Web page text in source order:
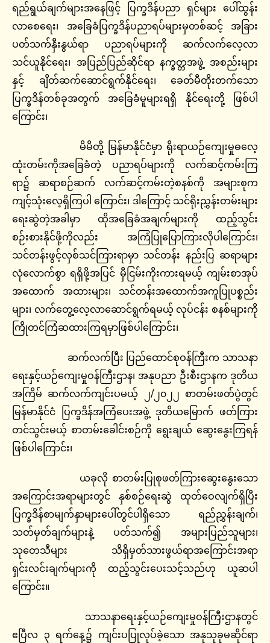
ရည်ရွယ်ချက်များအနေဖြင့် ပြက္ခဒိန်ပညာ ရှင်များ ပေါ်ထွန်း
လာစေရေး၊ အခြေခံပြက္ခဒိန်ပညာရပ်များမှတစ်ဆင့် အခြား
ပတ်သက်နှီးနွယ်ရာ ပညာရပ်များကို ဆက်လက်လေ့လာ
သင်ယူနိုင်ရေး၊ အပြည်ပြည်ဆိုင်ရာ နက္ခတ္တအဖွဲ့ အစည်းများ
နှင့် ချိတ်ဆက်ဆောင်ရွက်နိုင်ရေး၊ ခေတ်မီတိုးတက်သော
ပြက္ခဒိန်တစ်ခုအတွက် အခြေခံမူများရရှိ နိုင်ရေးတို့ ဖြစ်ပါ
ကြောင်း၊
မိမိတို့ မြန်မာနိုင်ငံမှာ ရိုးရာယဉ်ကျေးမှုဓလေ့
ထုံးတမ်းကိုအခြေခံတဲ့ ပညာရပ်များကို လက်ဆင့်ကမ်းကြ
ရာ၌ ဆရာစဉ်ဆက် လက်ဆင့်ကမ်းတဲ့စနစ်ကို အများစုက
ကျင့်သုံးလေ့ရှိကြပါ ကြောင်း၊ ဒါကြောင့် သင်ရိုးညွှန်းတမ်းများ
ရေးဆွဲတဲ့အခါမှာ ထိုအခြေခံအချက်များကို ထည့်သွင်း
စဉ်းစားနိုင်ဖို့ကိုလည်း အကြံပြုပြောကြားလိုပါကြောင်း၊
သင်တန်းဖွင့်လှစ်သင်ကြားရာမှာ သင်တန်း နည်းပြ ဆရာများ
လုံလောက်စွာ ရရှိဖို့အပြင် မှီငြမ်းကိုးကားရမယ့် ကျမ်းစာအုပ်
အထောက် အထားများ၊ သင်တန်းအထောက်အကူပြုပစ္စည်း
များ၊ လက်တွေ့လေ့လာဆောင်ရွက်ရမယ့် လုပ်ငန်း စနစ်များကို
ကြိုတင်ကြံဆထားကြရမှာဖြစ်ပါကြောင်း၊
ဆက်လက်ပြီး ပြည်ထောင်စုဝန်ကြီးက သာသနာ
ရေးနှင့်ယဉ်ကျေးမှုဝန်ကြီးဌာန၊ အနုပညာ ဦးစီးဌာနက ဒုတိယ
အကြိမ် ဆက်လက်ကျင်းပမယ့် ၂/၂၀၂၂ စာတမ်းဖတ်ပွဲတွင်
မြန်မာနိုင်ငံ ပြက္ခဒိန်အကြံပေးအဖွဲ့ ဒုတိယမြောက် ဖတ်ကြား
တင်သွင်းမယ့် စာတမ်းခေါင်းစဉ်ကို ရွေးချယ် ဆွေးနွေးကြရန်
ဖြစ်ပါကြောင်း၊
ယခုလို စာတမ်းပြုစုဖတ်ကြားဆွေးနွေးသော
အကြောင်းအရာများတွင် နှစ်စဉ်ရေးဆွဲ ထုတ်ဝေလျက်ရှိပြီး
ပြက္ခဒိန်စာမျက်နှာများပေါ်တွင်ပါရှိသော ရည်ညွှန်းချက်၊
သတ်မှတ်ချက်များနဲ့ ပတ်သက်၍ အများပြည်သူများ၊
သုတေသီများ သိရှိမှတ်သားဖွယ်ရာအကြောင်းအရာ
ရှင်းလင်းချက်များကို ထည့်သွင်းပေးသင့်သည်ဟု ယူဆပါ
ကြောင်း။
သာသနာရေးနှင့်ယဉ်ကျေးမှုဝန်ကြီးဌာနတွင်
ဧပြီလ ၃ ရက်နေ့၌ ကျင်းပပြုလုပ်ခဲ့သော အနုသုခုမဆိုင်ရာ